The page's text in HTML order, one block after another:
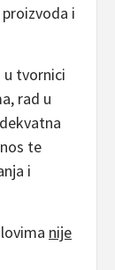
i
u tvornici
rad u
te
i
nije